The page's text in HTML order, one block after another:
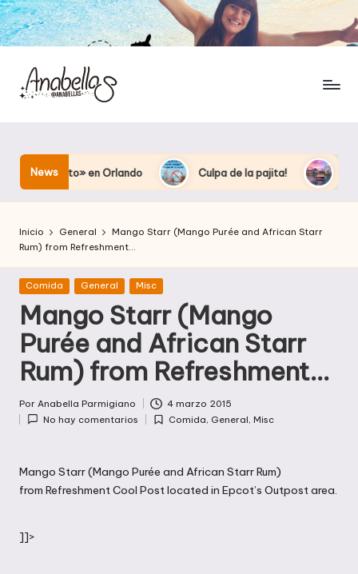
Newsen Orlando Culpa de la pajita! Como
Inicio General
Mango Starr (Mango Purée and African Starr
Rum) from Refreshment…
Publicada
Comida General Misc
Mango Starr (Mango
Purée and African Starr
Rum) from Refreshment…
Publicado
por
Por Anabella Parmigiano
4 marzo 2015
No hay comentarios
Publicada
Comida, General,Misc
Mango Starr (Mango Purée and African Starr Rum)
from Refreshment Cool Post located in Epcot’s Outpost area.
]]>